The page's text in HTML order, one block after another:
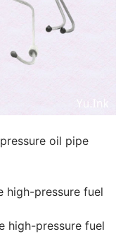
oil pipe
high-pressure fuel
high-pressure fuel